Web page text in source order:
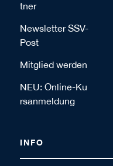
tner
Newsletter SSV-
Post
Mitglied werden
NEU: Online-Ku
rsanmeldung
INFO